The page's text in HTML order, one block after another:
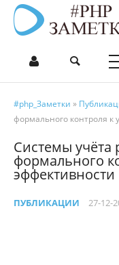
#php_Заметки »
формального контроля к
Системы учёта
формального
эффективности
ПУБЛИКАЦИИ 27-12-